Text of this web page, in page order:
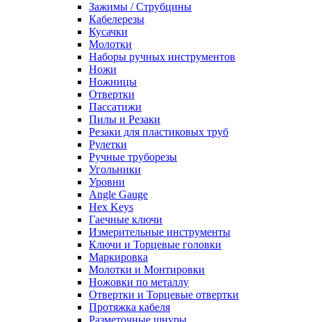
Зажимы / Струбцины
Кабелерезы
Кусачки
Молотки
Наборы ручных инструментов
Ножи
Ножницы
Отвертки
Пассатижи
Пилы и Резаки
Резаки для пластиковых труб
Рулетки
Ручные труборезы
Угольники
Уровни
Angle Gauge
Hex Keys
Гаечные ключи
Измерительные инструменты
Ключи и Торцевые головки
Маркировка
Молотки и Монтировки
Ножовки по металлу
Отвертки и Торцевые отвертки
Протяжка кабеля
Разметочные шнуры